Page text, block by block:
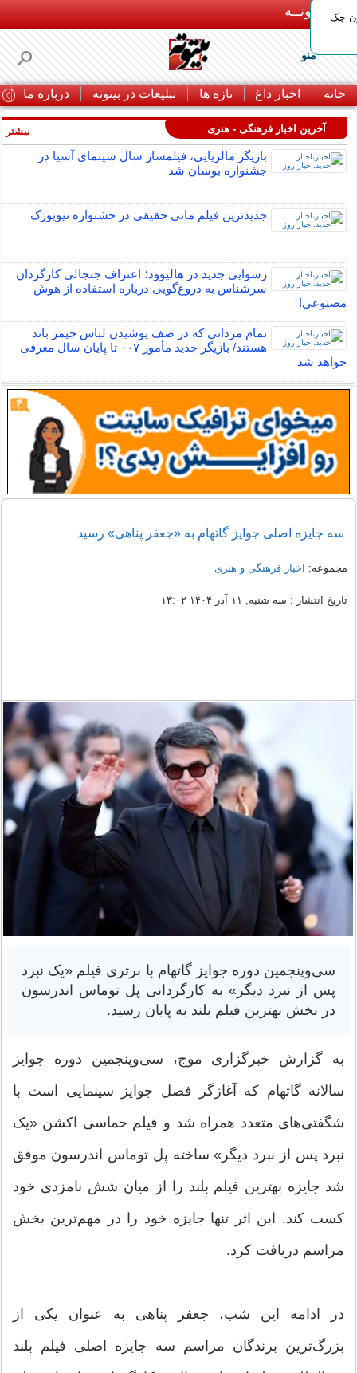
بـیتوتــه
منو
خانه اخبار داغ تازه ها تبلیغات در بیتوته درباره ما
چک
آخرین اخبار فرهنگی - هنری
بازیگر مالزیایی، فیلمساز سال سینمای آسیا در
جشنواره بوسان شد
جدیدترین فیلم مانی حقیقی در جشنواره نیویورک
رسوایی جدید در هالیوود؛ اعتراف جنجالی کارگردان
سرشناس به دروغ‌گویی درباره استفاده از هوش
مصنوعی!
تمام مردانی که در صف پوشیدن لباس جیمز باند
هستند/ بازیگر جدید مأمور ۰۰۷ تا پایان سال معرفی
خواهد شد
بیشتر
سه جایزه اصلی جوایز گاتهام به «جعفر پناهی» رسید
مجموعه: اخبار فرهنگی و هنری
تاریخ انتشار : سه شنبه, ۱۱ آذر ۱۴۰۴ ۱۳:۰۲
سی‌وپنجمین دوره جوایز گاتهام با برتری فیلم «یک نبرد
پس از نبرد دیگر» به کارگردانی پل توماس اندرسون
در بخش بهترین فیلم بلند به پایان رسید.
به گزارش خبرگزاری موج، سی‌وپنجمین دوره جوایز
سالانه گاتهام که آغازگر فصل جوایز سینمایی است با
شگفتی‌های متعدد همراه شد و فیلم حماسی اکشن «یک
نبرد پس از نبرد دیگر» ساخته پل توماس اندرسون موفق
شد جایزه بهترین فیلم بلند را از میان شش نامزدی خود
کسب کند. این اثر تنها جایزه خود را در مهم‌ترین بخش
مراسم دریافت کرد.
در ادامه این شب، جعفر پناهی به عنوان یکی از
بزرگ‌ترین برندگان مراسم سه جایزه اصلی فیلم بلند